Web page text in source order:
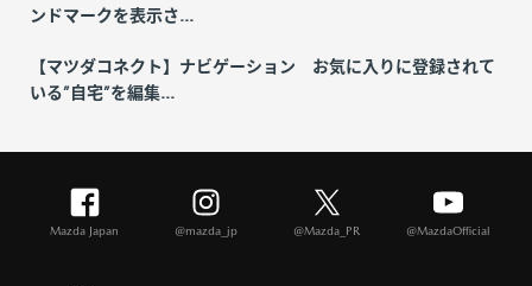
ンドマークを表示さ...
【マツダコネクト】ナビゲーション お気に入りに登録されて
いる”自宅”を編集...
Mazda Japan @mazda_jp @Mazda_PR @MazdaOfficial